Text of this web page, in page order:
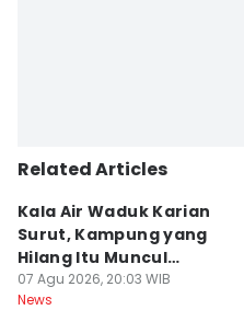
Related Articles
Kala Air Waduk Karian
Surut, Kampung yang
Hilang Itu Muncul
Kembali
07 Agu 2026, 20:03 WIB
News